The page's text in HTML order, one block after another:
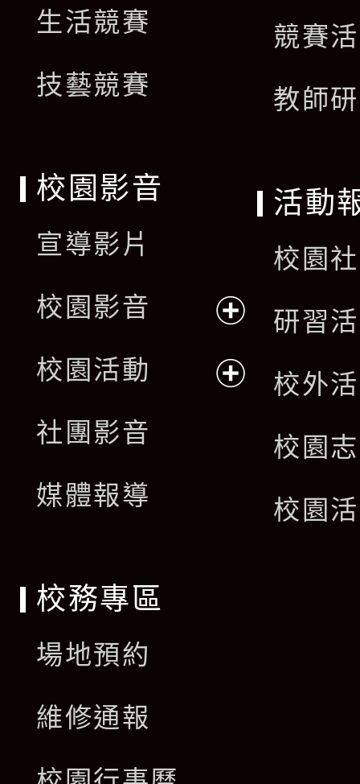
生活競賽
技藝競賽
競賽
教師
校園影音
宣導影片
校園影音
開
校園活動
社團影音
媒體報導
活動
校園
研習
校外
校園
校園
校務專區
場地預約
維修通報